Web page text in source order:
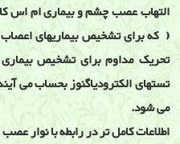
التهاب عصب چشم و بیماری ام اس
( که برای تشخیص بیماریهای
تحریک مداوم برای تشخیص
تستهای الکترودیاگنوز بحساب می
می شود.
اطلاعات کامل تر در رابطه با